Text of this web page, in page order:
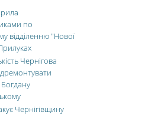
по
відділенню "Нової
Чернігова
Чернігівщину